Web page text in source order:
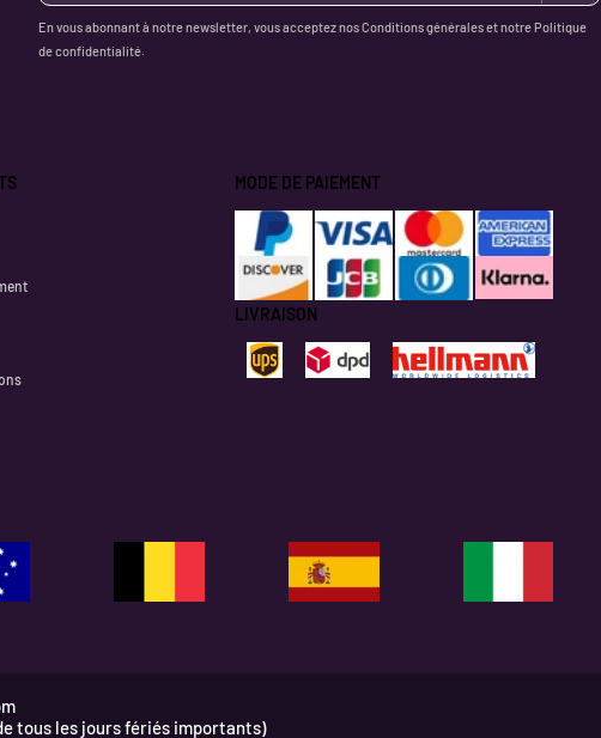
En vous abonnant à notre newsletter, vous acceptez nos Conditions générales et notre Politique
de confidentialité.
MODE DE PAIEMENT
LIVRAISON
tous les jours fériés importants)